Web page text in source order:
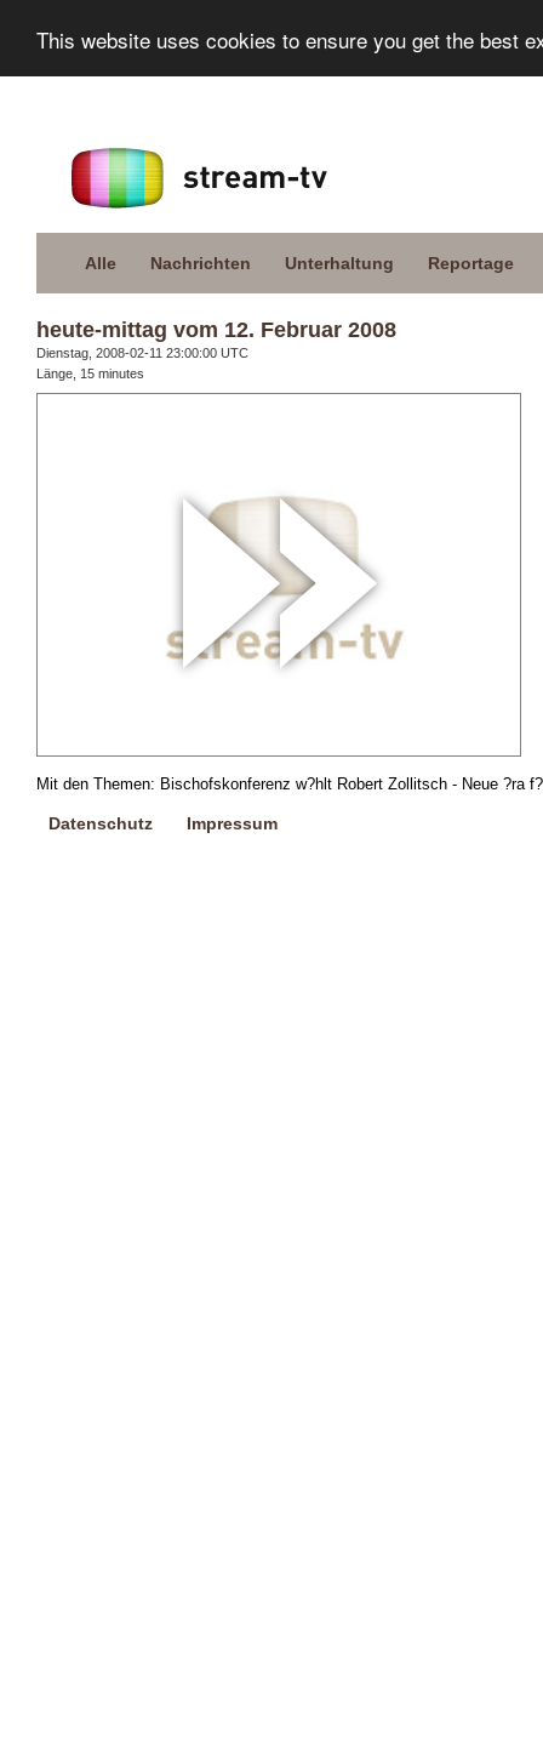
This website uses cookies to ensure you get the best
Alle Nachrichten Unterhaltung Reportage
heute-mittag vom 12. Februar 2008
Dienstag, 2008-02-11 23:00:00 UTC
Länge, 15 minutes
Mit den Themen: Bischofskonferenz w?hlt Robert Zollitsch - Neue ?ra
Datenschutz Impressum